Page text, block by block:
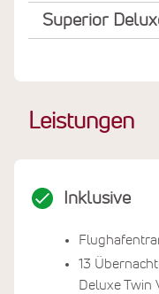
Superior
Leistungen
Inklusive
13
Deluxe Twin